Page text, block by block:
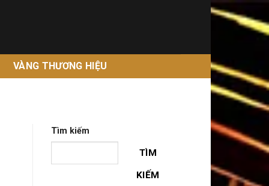
VÀNG THƯƠNG HIỆU
Tìm kiếm
TÌM
KIẾM